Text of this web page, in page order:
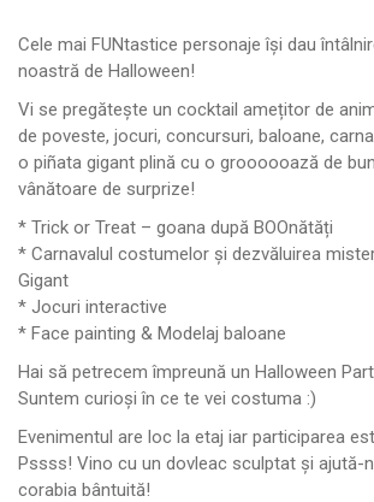
Cele mai FUNtastice personaje își dau
noastră de Halloween!
Vi se pregătește un cocktail amețitor de
de poveste, jocuri, concursuri, baloane,
o piñata gigant plină cu o groooooază de
vânătoare de surprize!
* Trick or Treat – goana după BOOnătăți
* Carnavalul costumelor și dezvăluirea
Gigant
* Jocuri interactive
* Face painting & Modelaj baloane
Hai să petrecem împreună un Halloween
Suntem curioși în ce te vei costuma :)
Evenimentul are loc la etaj iar participarea
Pssss! Vino cu un dovleac sculptat și ajută-
corabia bântuită!